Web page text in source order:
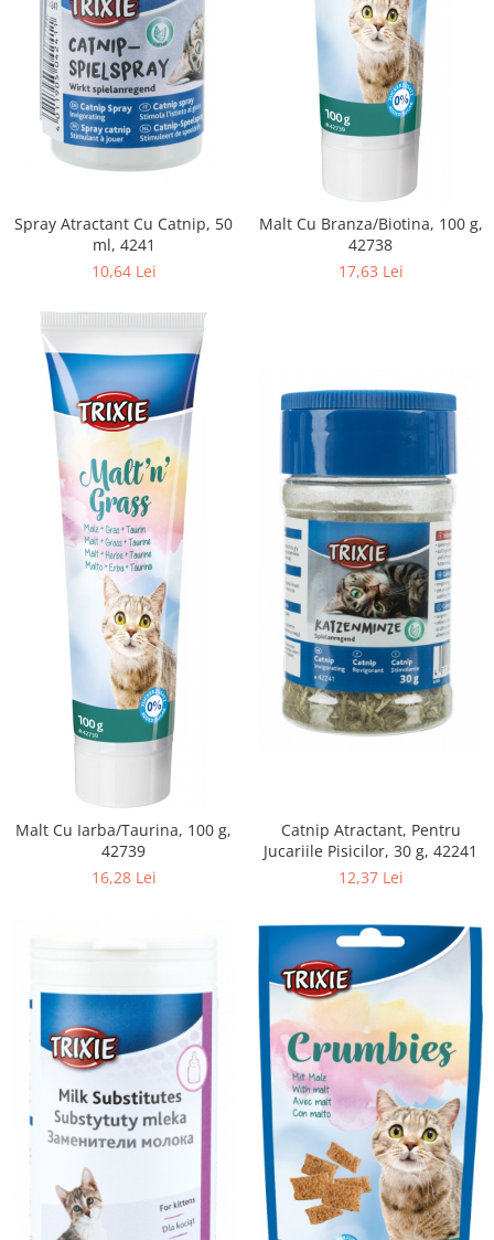
Spray Atractant Cu Catnip, 50
ml, 4241
10,64 Lei
Malt Cu Branza/Biotina, 100 g,
42738
17,63 Lei
Malt Cu Iarba/Taurina, 100 g,
42739
16,28 Lei
Catnip Atractant, Pentru
Jucariile Pisicilor, 30 g, 42241
12,37 Lei